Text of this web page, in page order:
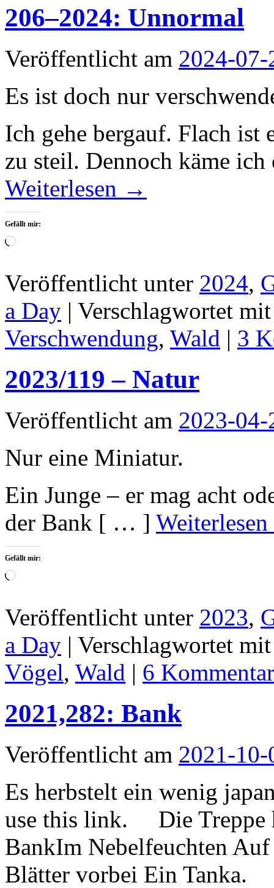
206–2024: Unnormal
Veröffentlicht am 2024-07-
Es ist doch nur
Ich gehe bergauf. Flach ist
zu steil. Dennoch käme
Weiterlesen →
Gefällt mir:
Wird
Veröffentlicht unter 2024,
a Day | Verschlagwortet mit
Verschwendung, Wald | 3
2023/119 – Natur
Veröffentlicht am 2023-04-
Nur eine Miniatur.
Ein Junge – er mag acht
der Bank [ … ] Weiterlesen
Gefällt mir:
Wird
Veröffentlicht unter 2023,
a Day | Verschlagwortet mit
Vögel, Wald | 6
2021,282: Bank
Veröffentlicht am 2021-10-
Es herbstelt ein wenig
use this link. Die Treppe
BankIm Nebelfeuchten
Blätter vorbei Ein Tanka.